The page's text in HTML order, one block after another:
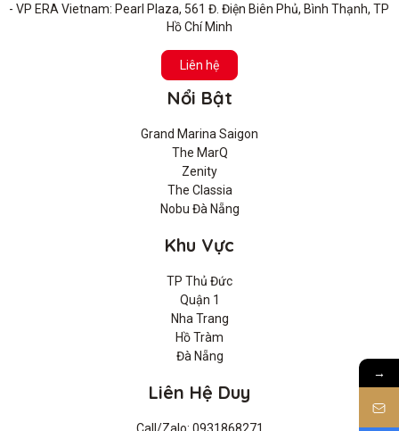
- VP ERA Vietnam: Pearl Plaza, 561 Đ. Điện Biên Phủ, Bình Thạnh, TP
Hồ Chí Minh
Liên hệ
Nổi Bật
Grand Marina Saigon
The MarQ
Zenity
The Classia
Nobu Đà Nẵng
Khu Vực
TP Thủ Đức
Quận 1
Nha Trang
Hồ Tràm
Đà Nẵng
Liên Hệ Duy
→